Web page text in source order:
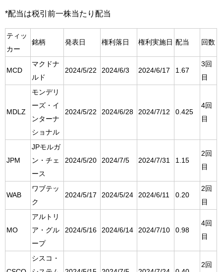
*配当は税引前一株当たり配当
ティッ
カー
銘柄 発表日 権利落日 権利実施日 配当 回数
MCD
マクドナ
ルド
2024/5/22 2024/6/3 2024/6/17 1.67
3回
目
MDLZ
モンデリ
ーズ・イ
ンターナ
ショナル
2024/5/22 2024/6/28 2024/7/12 0.425
4回
目
JPM
JPモルガ
ン・チェ
ース
2024/5/20 2024/7/5 2024/7/31 1.15
2回
目
WAB
ワブテッ
ク
2024/5/17 2024/5/24 2024/6/11 0.20
2回
目
MO
アルトリ
ア・グル
ープ
2024/5/16 2024/6/14 2024/7/10 0.98
4回
目
シスコ・
2回